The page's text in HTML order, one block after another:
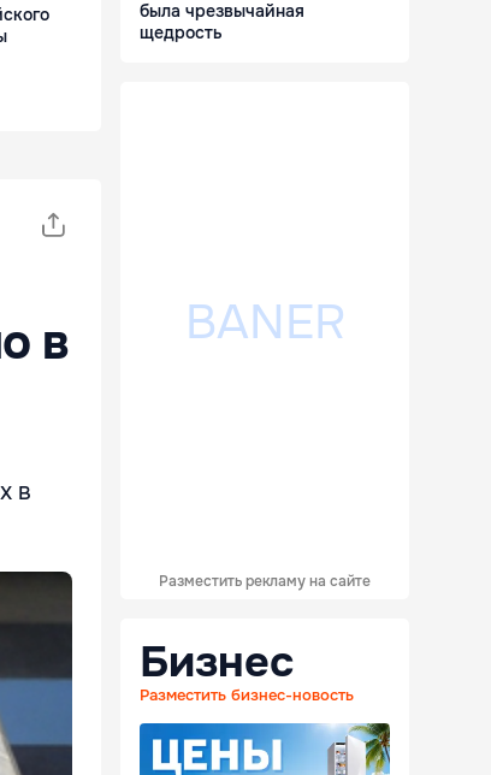
в
в
была чрезвычайная
щедрость
Разместить рекламу на сайте
Бизнес
Разместить бизнес-новость